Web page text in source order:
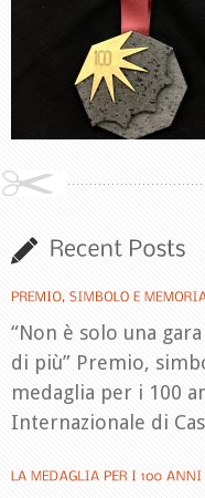
“Non è solo una
di più” Premio,
medaglia per i 100
Internazionale di